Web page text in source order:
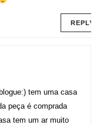
REPLY
tem uma casa
peça é comprada
tem um ar muito